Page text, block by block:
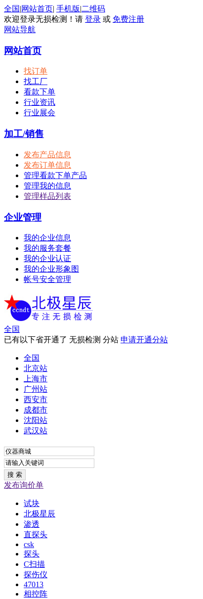
全国|网站首页| 手机版|二维码
欢迎登录无损检测！请 登录 或 免费注册
网站导航
网站首页
找订单
找工厂
看款下单
行业资讯
行业展会
加工/销售
发布产品信息
发布订单信息
管理看款下单产品
管理我的信息
管理样品列表
企业管理
我的企业信息
我的服务套餐
我的企业认证
我的企业形象图
帐号安全管理
全国
已有以下省开通了 无损检测 分站 申请开通分站
全国
北京站
上海市
广州站
西安市
成都市
沈阳站
武汉站
发布询价单
试块
北极星辰
渗透
直探头
csk
探头
C扫描
探伤仪
47013
相控阵